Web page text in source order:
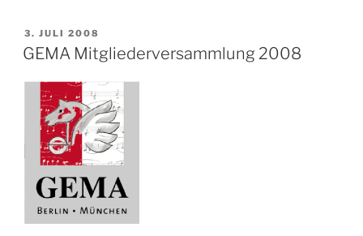
VERÖFFENTLICHT
AM
3. JULI 2008
GEMA Mitgliederversammlung 2008